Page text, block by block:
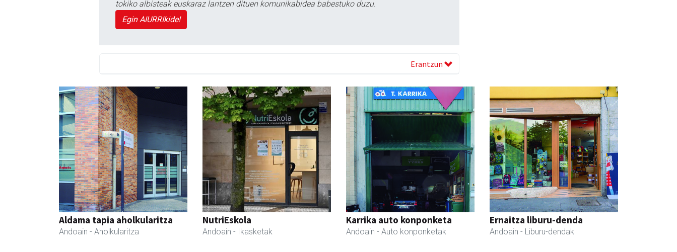
tokiko albisteak euskaraz lantzen dituen komunikabidea babestuko duzu.
Egin AIURRIkide!
Erantzun
Aldama tapia aholkularitza
Andoain - Aholkularitza
NutriEskola
Andoain - Ikasketak
Karrika auto konponketa
Andoain - Auto konponketak
Ernaitza liburu-denda
Andoain - Liburu-dendak